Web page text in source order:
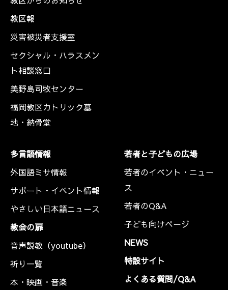
教区報
災害被災者支援室
セクシャル・ハラスメン
ト相談窓口
美野島司牧センター
福岡教区カトリック墓
地・納骨堂
多言語情報
外国語ミサ情報
サポート・イベント情報
やさしい日本語ニュース
教会の扉
音声説教（youtube）
祈り一覧
本・映画・音楽
若者と子どもの広場
若者のイベント・ニュー
ス
若者のQ&A
子ども向けページ
NEWS
特設サイト
よくある質問/Q&A